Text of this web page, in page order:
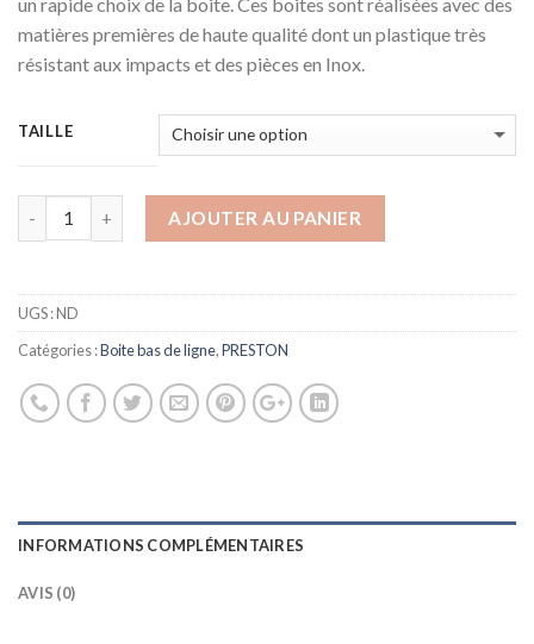
matières premières de haute qualité dont un plastique très
résistant aux impacts et des pièces en Inox.
TAILLE
AJOUTER AU PANIER
UGS :ND
Catégories :Boite bas de ligne,PRESTON
INFORMATIONS COMPLÉMENTAIRES
AVIS (0)